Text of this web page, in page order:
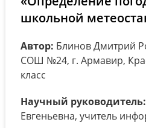
школьной
Автор: Блинов Дмитрий
СОШ №24, г. Армавир,
класс
Научный руководитель:
Евгеньевна, учитель